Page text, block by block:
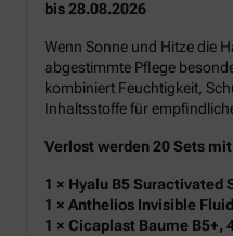
bis 28.08.2026
Wenn Sonne und Hitze die
abgestimmte Pflege
kombiniert Feuchtigkeit,
Inhaltsstoffe für
Verlost werden 20 Sets
1 × Hyalu B5 Suractivated
1 × Anthelios Invisible
1 × Cicaplast Baume B5+,